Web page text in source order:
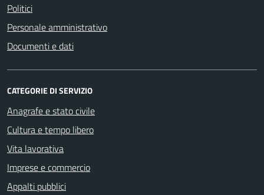
Politici
Personale amministrativo
Documenti e dati
CATEGORIE DI SERVIZIO
Anagrafe e stato civile
Cultura e tempo libero
Vita lavorativa
Imprese e commercio
Appalti pubblici